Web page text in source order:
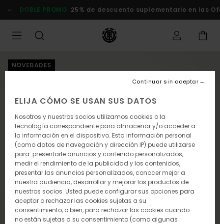
la
DOBLE PROMO 25% de descuento suplementario en las
NOVEDADES
ELIJA CÓMO SE USAN SUS DATOS
Nosotros y nuestros socios utilizamos cookies o la
tecnología correspondiente para almacenar y/o acceder a
la información en el dispositivo. Esta información personal
(como datos de navegación y dirección IP) puede utilizarse
para: presentarle anuncios y contenido personalizados,
medir el rendimiento de la publicidad y los contenidos,
presentar las anuncios personalizados, conocer mejor a
nuestra audiencia, desarrollar y mejorar los productos de
nuestros socios. Usted puede configurar sus opciones para
aceptar o rechazar las cookies sujetas a su
consentimiento, o bien, para rechazar las cookies cuando
no están sujetas a su consentimiento (como algunas
Continuar sin aceptar